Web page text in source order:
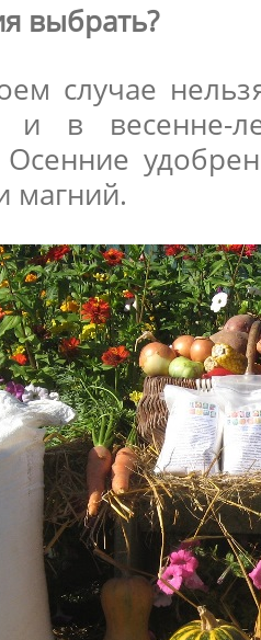
выбрать?
случае
и в
Осенние
магний.